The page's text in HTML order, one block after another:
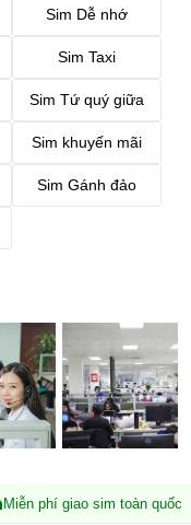
Sim Dễ nhớ
Sim Taxi
Sim Tứ quý giữa
Sim khuyến mãi
Sim Gánh đảo
Miễn phí giao sim toàn quốc